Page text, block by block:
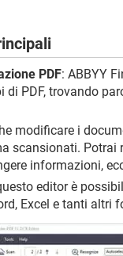
PDF: ABBYY
di PDF, trovando
modificare i
scansionati. Potrai
informazioni,
editor è
Excel e tanti altri